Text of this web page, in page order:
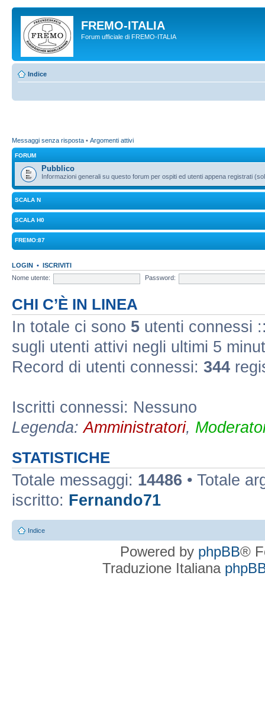
FREMO-ITALIA
Forum ufficiale di FREMO-ITALIA
Indice
Messaggi senza risposta • Argomenti attivi
FORUM
Pubblico
Informazioni generali su questo forum per ospiti ed utenti appena registrati
SCALA N
SCALA H0
FREMO:87
LOGIN • ISCRIVITI
Nome utente:
Password:
CHI C’È IN LINEA
In totale ci sono 5 utenti connessi
sugli utenti attivi negli ultimi 5
Record di utenti connessi: 344
Iscritti connessi: Nessuno
Legenda:Amministratori,
STATISTICHE
Totale messaggi: 14486 • Totale
iscritto: Fernando71
Indice
Powered by phpBB®
Traduzione Italiana